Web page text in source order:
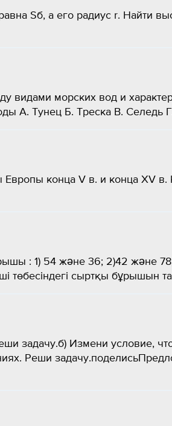
Sб, а его радиус r. Найти
видами морских вод и
А. Тунец Б. Треска В. Селедь
Европы конца V в. и конца XV
: 1) 54 және 36; 2)42 және
төбесіндегі сыртқы бұрышын
задачу.б) Измени условие,
Реши